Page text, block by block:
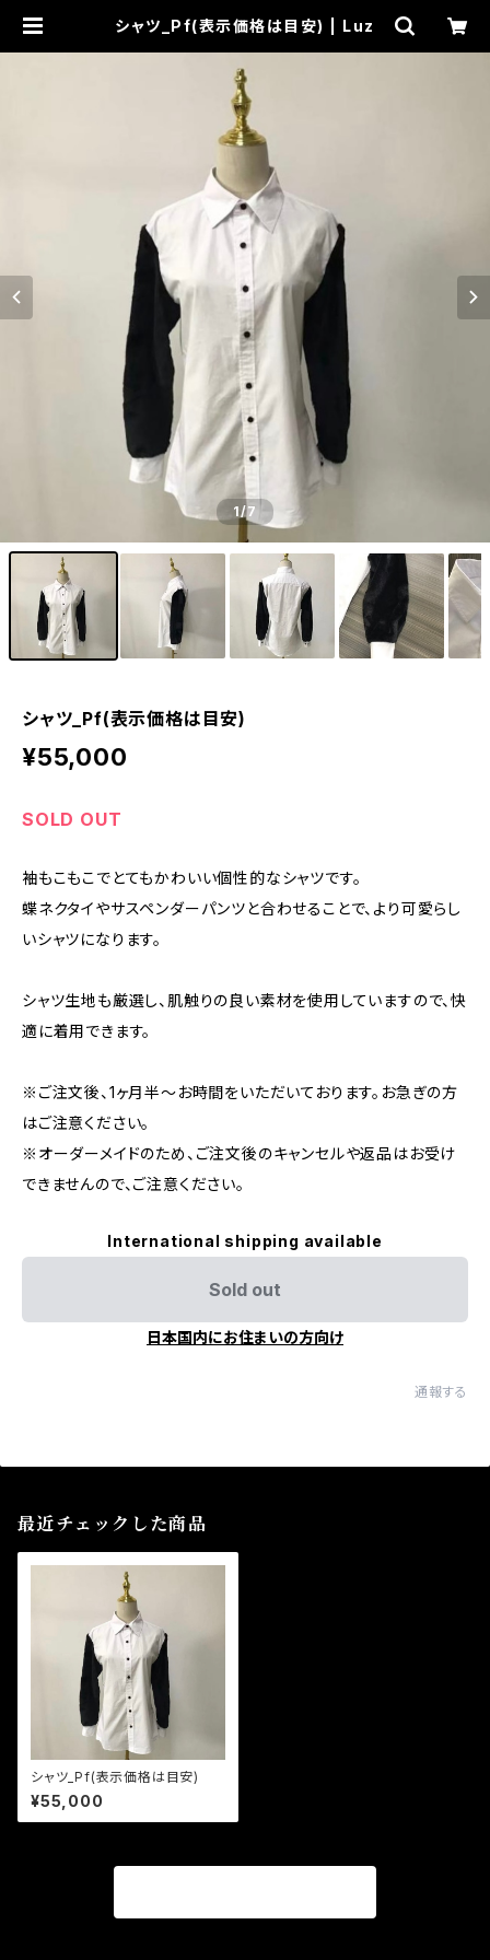
シャツ_Pf(表示価格は目安) | Luz
1/7
シャツ_Pf(表示価格は目安)
¥55,000
SOLD OUT
袖もこもこでとてもかわいい個性的なシャツです。
蝶ネクタイやサスペンダーパンツと合わせることで、より可愛らし
いシャツになります。
シャツ生地も厳選し、肌触りの良い素材を使用していますので、快
適に着用できます。
※ご注文後、1ヶ月半〜お時間をいただいております。お急ぎの方
はご注意ください。
※オーダーメイドのため、ご注文後のキャンセルや返品はお受け
できませんので、ご注意ください。
International shipping available
Sold out
日本国内にお住まいの方向け
通報する
最近チェックした商品
シャツ_Pf(表示価格は目安)
¥55,000